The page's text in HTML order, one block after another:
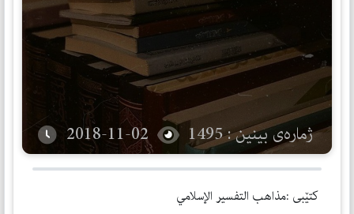
ژمارەی بینین : 1495 2018-11-02
كتێبی :مذاهب التفسیر الإسلامي